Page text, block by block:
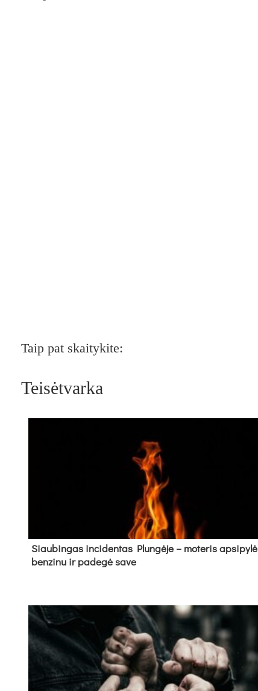
Taip pat skaitykite:
Teisėtvarka
Siau­bin­gas in­ci­den­tas Plun­gė­je – mo­te­ris ap­si­py­lė
ben­zi­nu ir pa­de­gė sa­ve